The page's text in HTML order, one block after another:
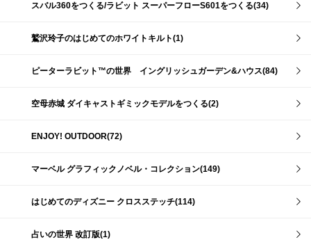
スバル360をつくる/ラビット スーパーフローS601をつくる(34)
鷲沢玲子のはじめてのホワイトキルト(1)
ピーターラビット™の世界 イングリッシュガーデン&ハウス(84)
空母赤城 ダイキャストギミックモデルをつくる(2)
ENJOY! OUTDOOR(72)
マーベル グラフィックノベル・コレクション(149)
はじめてのディズニー クロスステッチ(114)
占いの世界 改訂版(1)